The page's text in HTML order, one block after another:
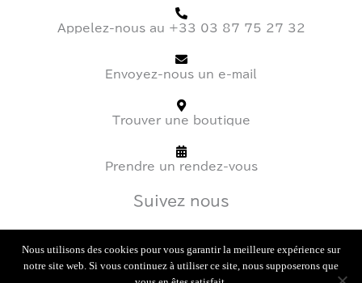
Appelez-nous au +33 03 87 75 27 32
Envoyez-nous un e-mail
Trouver une boutique
Prendre un rendez-vous
Suivez nous
I
n
T
i
F
a
Nous utilisons des cookies pour vous garantir la meilleure expérience sur
notre site web. Si vous continuez à utiliser ce site, nous supposerons que